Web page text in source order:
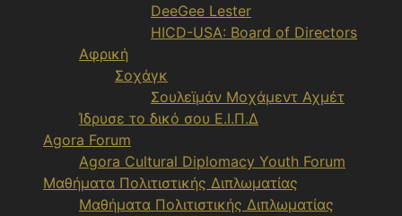
DeeGee Lester
HICD-USA: Board of Directors
Αφρική
Σοχάγκ
Σουλεϊμάν Μοχάμεντ Αχμέτ
Ίδρυσε το δικό σου Ε.Ι.Π.Δ
Agora Forum
Agora Cultural Diplomacy Youth Forum
Μαθήματα Πολιτιστικής Διπλωματίας
Μαθήματα Πολιτιστικής Διπλωματίας